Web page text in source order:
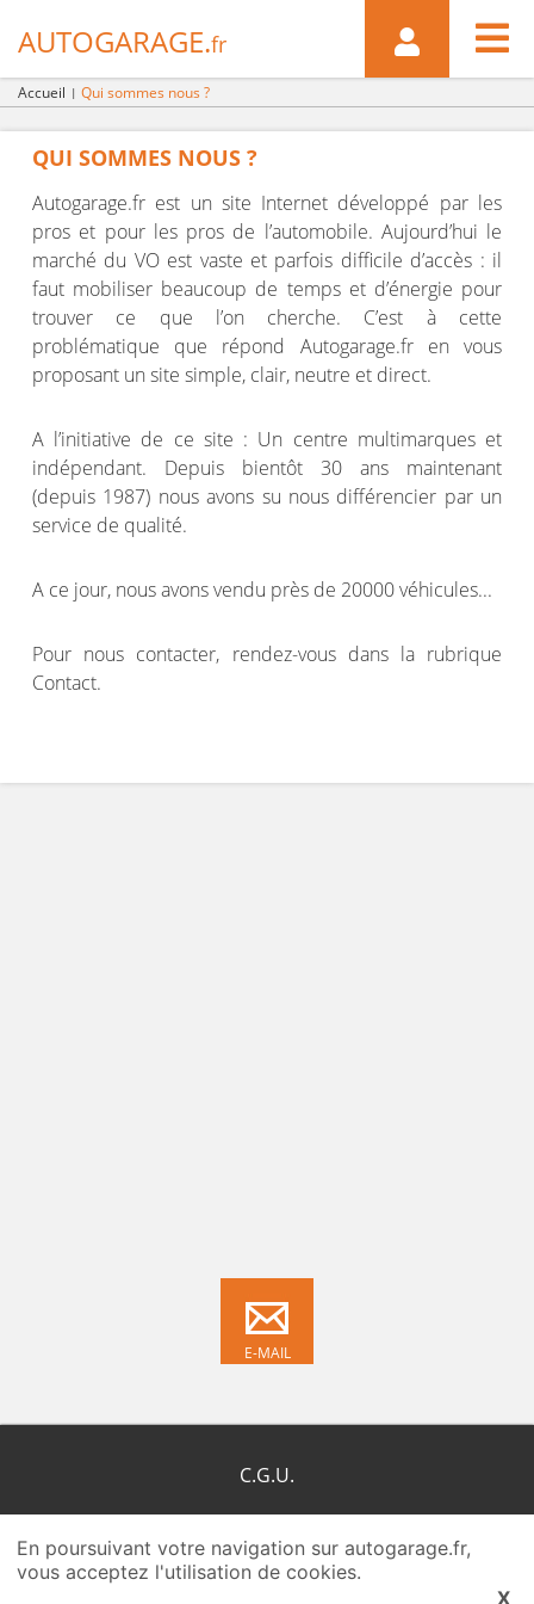
AUTOGARAGE.fr 
Accueil Qui sommes nous ?
QUI SOMMES NOUS ?
Autogarage.fr est un site Internet développé par les
pros et pour les pros de l’automobile. Aujourd’hui le
marché du VO est vaste et parfois difficile d’accès : il
faut mobiliser beaucoup de temps et d’énergie pour
trouver ce que l’on cherche. C’est à cette
problématique que répond Autogarage.fr en vous
proposant un site simple, clair, neutre et direct.
A l’initiative de ce site : Un centre multimarques et
indépendant. Depuis bientôt 30 ans maintenant
(depuis 1987) nous avons su nous différencier par un
service de qualité.
A ce jour, nous avons vendu près de 20000 véhicules...
Pour nous contacter, rendez-vous dans la rubrique
Contact.
E-MAIL
En poursuivant votre navigation sur autogarage.fr,
vous acceptez l'utilisation de cookies.
X
C.G.U.
Qui-sommes-nous ?